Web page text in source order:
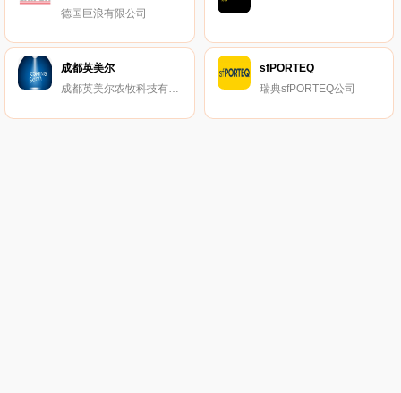
德国巨浪有限公司
成都英美尔
成都英美尔农牧科技有限责任公司
sfPORTEQ
瑞典sfPORTEQ公司